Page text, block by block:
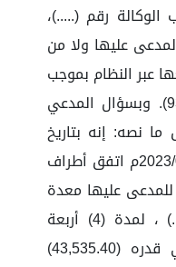
رقم (.....)،
عليها ولا من
عبر النظام بموجب
مذكرة التبليغ رقم (93377097). وبسؤال المدعي
نصه: إنه بتاريخ
1444/09/19هـ الموافق 2023/04/10م اتفق أطراف
عليها معدة
تم تصنيعها من مؤسسة/(....) ، لمدة (4) أربعة
أشهر ميلادية، بثمن إجمالي قدره (43,535.40)